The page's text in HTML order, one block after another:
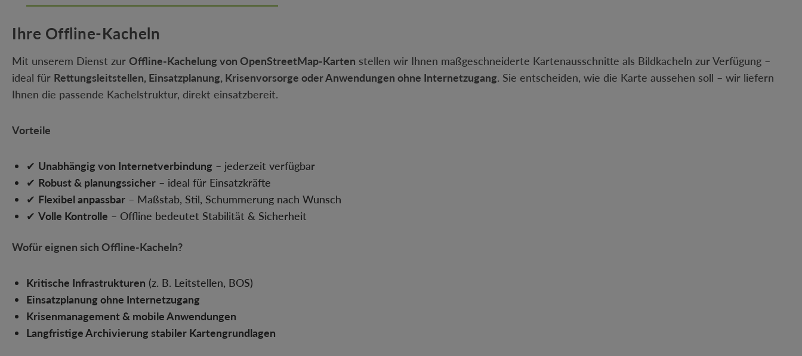
Ihre Offline-Kacheln
Mit unserem Dienst zur Offline-Kachelung von OpenStreetMap-Karten stellen wir Ihnen maßgeschneiderte Kartenausschnitte als Bildkacheln zur Verfügung –
ideal für Rettungsleitstellen, Einsatzplanung, Krisenvorsorge oder Anwendungen ohne Internetzugang. Sie entscheiden, wie die Karte aussehen soll – wir liefern
Ihnen die passende Kachelstruktur, direkt einsatzbereit.
Vorteile
✔ Unabhängig von Internetverbindung – jederzeit verfügbar
✔ Robust & planungssicher – ideal für Einsatzkräfte
✔ Flexibel anpassbar – Maßstab, Stil, Schummerung nach Wunsch
✔ Volle Kontrolle – Offline bedeutet Stabilität & Sicherheit
Wofür eignen sich Offline-Kacheln?
Kritische Infrastrukturen (z. B. Leitstellen, BOS)
Einsatzplanung ohne Internetzugang
Krisenmanagement & mobile Anwendungen
Langfristige Archivierung stabiler Kartengrundlagen